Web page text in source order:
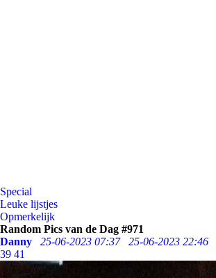
Special
Leuke lijstjes
Opmerkelijk
Random Pics van de Dag #971
Danny
25-06-2023 07:37 25-06-2023 22:46
39 41